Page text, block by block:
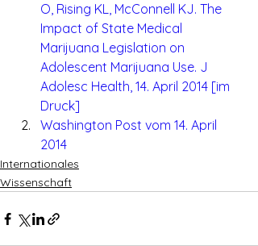
O, Rising KL, McConnell KJ. The
Impact of State Medical
Marijuana Legislation on
Adolescent Marijuana Use. J
Adolesc Health, 14. April 2014 [im
Druck]
Washington Post vom 14. April
2014
Internationales
Wissenschaft